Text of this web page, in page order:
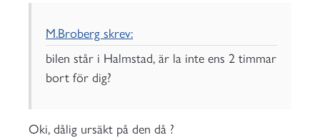
M.Broberg skrev:
bilen står i Halmstad, är la inte ens 2 timmar
bort för dig?
Oki, dålig ursäkt på den då ?